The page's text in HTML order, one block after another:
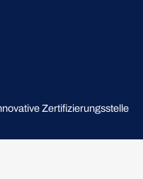
Zertifizierungsstelle